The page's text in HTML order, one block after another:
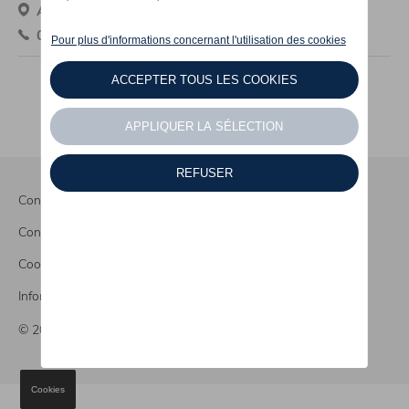
Avenue Des Déportés 32, 5070 Fosses-la-Ville
071/71.11.58
© 2026 Mazuin
Conditions de vente
Conditions légales
Cookies
Informations CO2
Cookies